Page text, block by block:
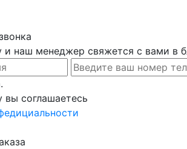
и наш менеджер свяжется с вами в
вы соглашаетесь